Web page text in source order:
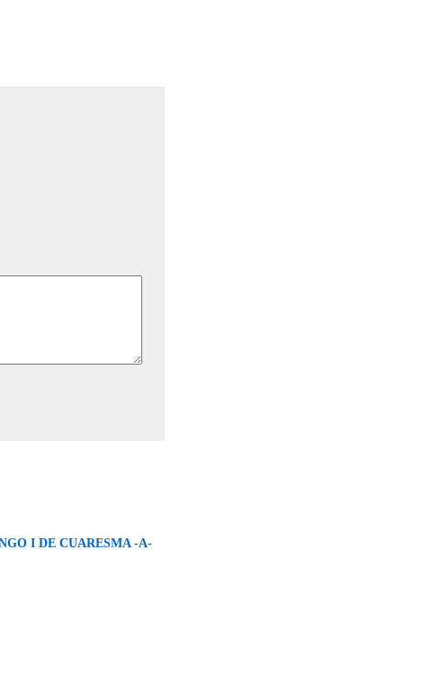
I DE CUARESMA -A-